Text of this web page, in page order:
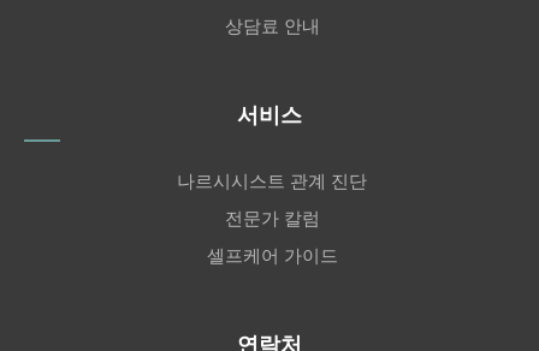
상담료 안내
서비스
나르시시스트 관계 진단
전문가 칼럼
셀프케어 가이드
연락처